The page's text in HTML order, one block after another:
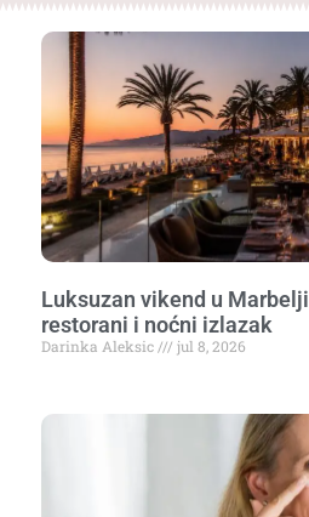
Luksuzan vikend u
restorani i noćni izlazak
Darinka Aleksic jul 8, 2026